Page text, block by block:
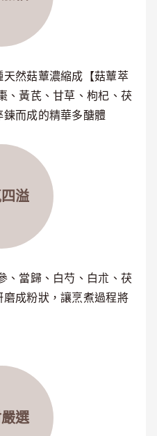
然菇蕈濃縮成【菇蕈萃
、黃芪、甘草、枸杞、茯
而成的精華多醣體
溢
、當歸、白芍、白朮、茯
成粉狀，讓烹煮過程將
選